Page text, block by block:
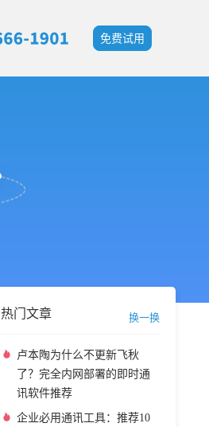
免费试用
热门文章 换一换
卢本陶为什么不更新飞秋
了？完全内网部署的即时通
讯软件推荐
企业必用通讯工具：推荐10